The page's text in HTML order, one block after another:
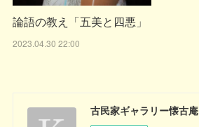
論語の教え「五美と四悪」
2023.04.30 22:00
古民家ギャラリー懐古庵